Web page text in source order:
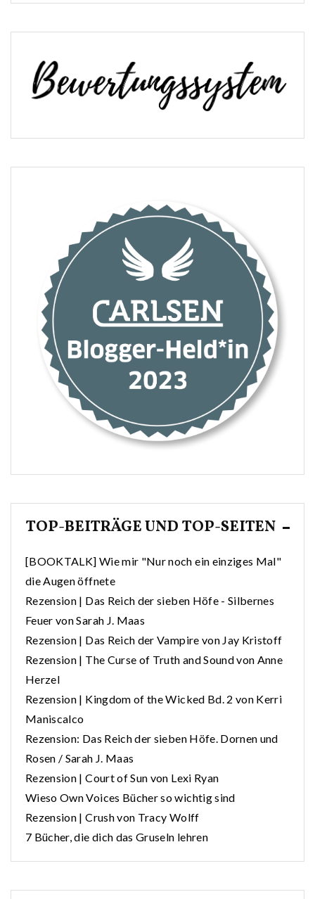
TOP-BEITRÄGE UND TOP-SEITEN
[BOOKTALK] Wie mir "Nur noch ein einziges Mal"
die Augen öffnete
Rezension | Das Reich der sieben Höfe - Silbernes
Feuer von Sarah J. Maas
Rezension | Das Reich der Vampire von Jay Kristoff
Rezension | The Curse of Truth and Sound von Anne
Herzel
Rezension | Kingdom of the Wicked Bd. 2 von Kerri
Maniscalco
Rezension: Das Reich der sieben Höfe. Dornen und
Rosen / Sarah J. Maas
Rezension | Court of Sun von Lexi Ryan
Wieso Own Voices Bücher so wichtig sind
Rezension | Crush von Tracy Wolff
7 Bücher, die dich das Gruseln lehren